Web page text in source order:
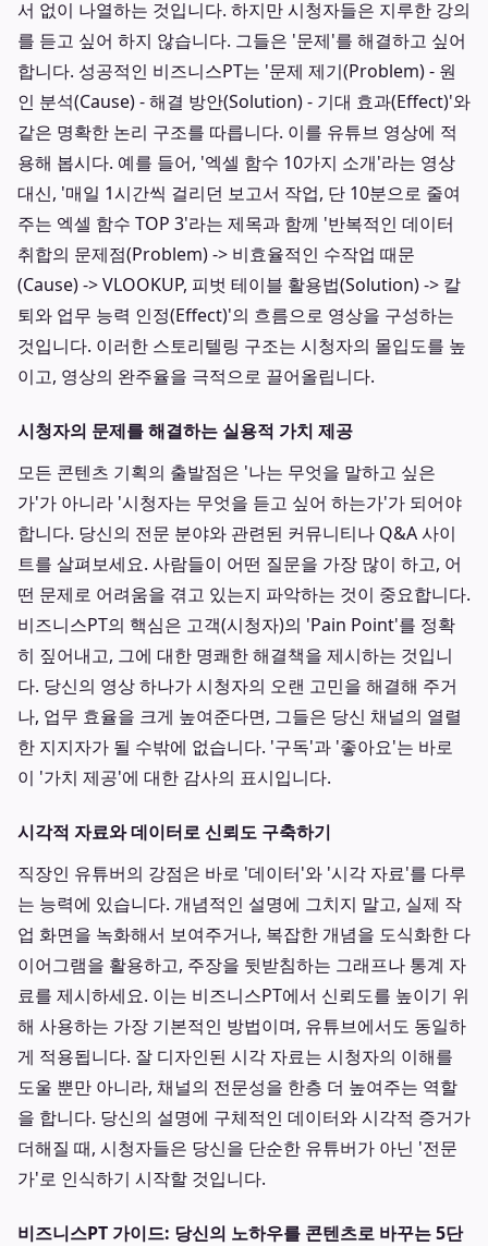
서 없이 나열하는 것입니다. 하지만 시청자들은 지루한 강의
를 듣고 싶어 하지 않습니다. 그들은 '문제'를 해결하고 싶어
합니다. 성공적인 비즈니스PT는 '문제 제기(Problem) - 원
인 분석(Cause) - 해결 방안(Solution) - 기대 효과(Effect)'와
같은 명확한 논리 구조를 따릅니다. 이를 유튜브 영상에 적
용해 봅시다. 예를 들어, '엑셀 함수 10가지 소개'라는 영상
대신, '매일 1시간씩 걸리던 보고서 작업, 단 10분으로 줄여
주는 엑셀 함수 TOP 3'라는 제목과 함께 '반복적인 데이터
취합의 문제점(Problem) -> 비효율적인 수작업 때문
(Cause) -> VLOOKUP, 피벗 테이블 활용법(Solution) -> 칼
퇴와 업무 능력 인정(Effect)'의 흐름으로 영상을 구성하는
것입니다. 이러한 스토리텔링 구조는 시청자의 몰입도를 높
이고, 영상의 완주율을 극적으로 끌어올립니다.
시청자의 문제를 해결하는 실용적 가치 제공
모든 콘텐츠 기획의 출발점은 '나는 무엇을 말하고 싶은
가'가 아니라 '시청자는 무엇을 듣고 싶어 하는가'가 되어야
합니다. 당신의 전문 분야와 관련된 커뮤니티나 Q&A 사이
트를 살펴보세요. 사람들이 어떤 질문을 가장 많이 하고, 어
떤 문제로 어려움을 겪고 있는지 파악하는 것이 중요합니다.
비즈니스PT의 핵심은 고객(시청자)의 'Pain Point'를 정확
히 짚어내고, 그에 대한 명쾌한 해결책을 제시하는 것입니
다. 당신의 영상 하나가 시청자의 오랜 고민을 해결해 주거
나, 업무 효율을 크게 높여준다면, 그들은 당신 채널의 열렬
한 지지자가 될 수밖에 없습니다. '구독'과 '좋아요'는 바로
이 '가치 제공'에 대한 감사의 표시입니다.
시각적 자료와 데이터로 신뢰도 구축하기
직장인 유튜버의 강점은 바로 '데이터'와 '시각 자료'를 다루
는 능력에 있습니다. 개념적인 설명에 그치지 말고, 실제 작
업 화면을 녹화해서 보여주거나, 복잡한 개념을 도식화한 다
이어그램을 활용하고, 주장을 뒷받침하는 그래프나 통계 자
료를 제시하세요. 이는 비즈니스PT에서 신뢰도를 높이기 위
해 사용하는 가장 기본적인 방법이며, 유튜브에서도 동일하
게 적용됩니다. 잘 디자인된 시각 자료는 시청자의 이해를
도울 뿐만 아니라, 채널의 전문성을 한층 더 높여주는 역할
을 합니다. 당신의 설명에 구체적인 데이터와 시각적 증거가
더해질 때, 시청자들은 당신을 단순한 유튜버가 아닌 '전문
가'로 인식하기 시작할 것입니다.
비즈니스PT 가이드: 당신의 노하우를 콘텐츠로 바꾸는 5단